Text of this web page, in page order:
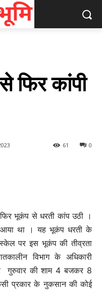
फिर कांपी
0
61
भूकंप से धरती कांप उठी ।
था । यह भूकंप धरती के
पर इस भूकंप की तीव्रता
विभाग के अधिकारी
गुरुवार की शाम 4 बजकर 8
प्रकार के नुकसान की कोई